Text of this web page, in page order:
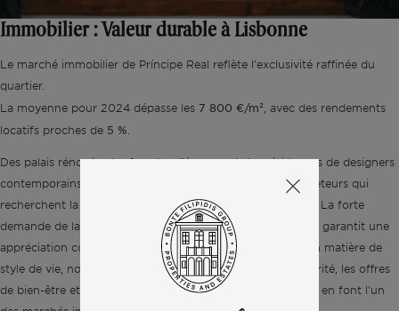
Immobilier : Valeur durable à Lisbonne
Le marché immobilier de Príncipe Real reflète l'exclusivité raffinée du
quartier.
La moyenne pour 2024 dépasse les 7 800 €/m², avec des rendements
locatifs proches de 5 %.
Des palais rénovés, des façades d'époque et des résidences de designers
contemporains créent un portefeuille unique pour les acheteurs qui
recherchent la tranquillité alliée à la commodité du centre. La forte
demande de la part des clients internationaux et portugais garantit une
appréciation constante. Les caractéristiques du quartier en matière de
style de vie, notamment la facilité de déplacement, la sécurité, les offres
de bien-être et l'accès à des équipements haut de gamme, en font l'un